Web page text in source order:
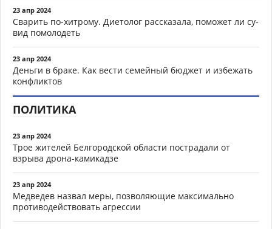
23 апр 2024
Сварить по-хитрому. Диетолог рассказала, поможет ли су-
вид помолодеть
23 апр 2024
Деньги в браке. Как вести семейный бюджет и избежать
конфликтов
ПОЛИТИКА
23 апр 2024
Трое жителей Белгородской области пострадали от
взрыва дрона-камикадзе
23 апр 2024
Медведев назвал меры, позволяющие максимально
противодействовать агрессии